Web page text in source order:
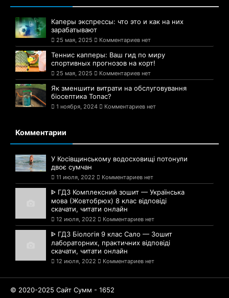
Каперы экспрессы: что это и как на них
зарабатывают
25 мая, 2025 Комментариев нет
Теннис капперы: Ваш гид по миру
спортивных прогнозов на корт!
25 мая, 2025 Комментариев нет
Як зменшити витрати на обслуговування
біосептика Топас?
1 ноября, 2024 Комментариев нет
Комментарии
У Косівщинському водосховищі потонули
двоє сумчан
11 июля, 2022 Комментариев нет
ᐈ ГДЗ Комплексний зошит — Українська
мова (Жовтобрюх) 8 клас відповіді
скачати, читати онлайн
12 июля, 2022 Комментариев нет
ᐈ ГДЗ Біологія 9 клас Сало — Зошит
лабораторних, практичних відповіді
скачати, читати онлайн
12 июля, 2022 Комментариев нет
© 2020-2025 Сайт Сумм - 1652